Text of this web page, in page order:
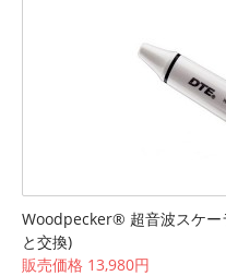
Woodpecker® 超音波スケー
と交換)
販売価格 13,980円